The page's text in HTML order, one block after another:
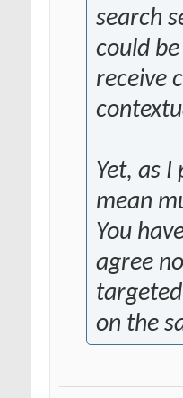
search
could
receive
Yet, as
mean
You
agree
on the